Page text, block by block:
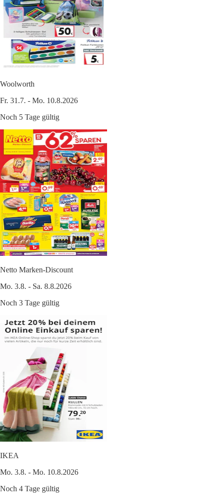
Woolworth
Fr. 31.7. - Mo. 10.8.2026
Noch 5 Tage gültig
Netto Marken-Discount
Mo. 3.8. - Sa. 8.8.2026
Noch 3 Tage gültig
IKEA
Mo. 3.8. - Mo. 10.8.2026
Noch 4 Tage gültig